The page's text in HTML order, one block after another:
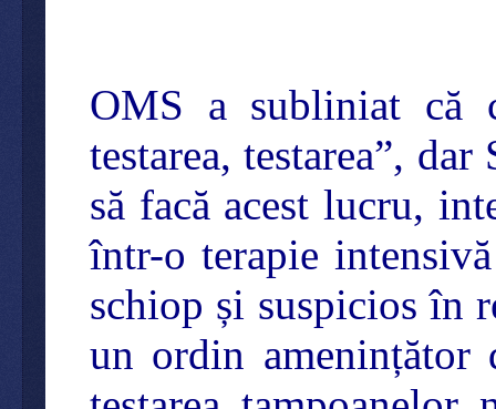
OMS a subliniat că
testarea, testarea”,
să facă acest lucru,
într-o terapie
schiop și suspicios în
un ordin amenințător